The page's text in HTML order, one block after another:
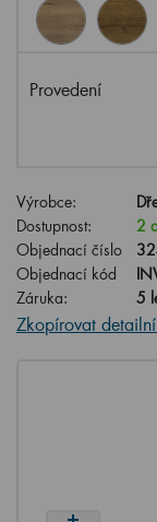
Provedení
Výrobce:
Dostupnost:
2
Objednací číslo
Objednací kód
Záruka:
5
Zkopírovat